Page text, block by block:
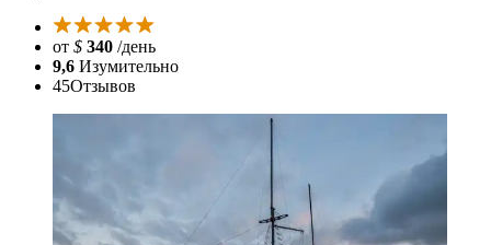
от $ 340 /день
9,6 Изумительно
45Отзывов